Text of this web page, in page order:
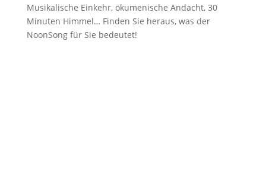
Musikalische Einkehr, ökumenische Andacht, 30
Minuten Himmel… Finden Sie heraus, was der
NoonSong für Sie bedeutet!